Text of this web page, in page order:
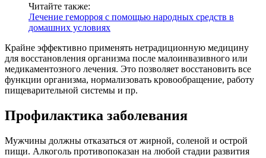
Читайте также:
Лечение геморроя с помощью народных средств в
домашних условиях
Крайне эффективно применять нетрадиционную медицину
для восстановления организма после малоинвазивного или
медикаментозного лечения. Это позволяет восстановить все
функции организма, нормализовать кровообращение, работу
пищеварительной системы и пр.
Профилактика заболевания
Мужчины должны отказаться от жирной, соленой и острой
пищи. Алкоголь противопоказан на любой стадии развития